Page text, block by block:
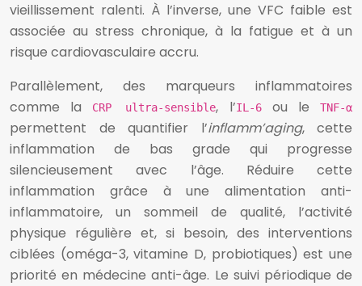
vieillissement ralenti. À l’inverse, une VFC faible est
associée au stress chronique, à la fatigue et à un
risque cardiovasculaire accru.
Parallèlement, des marqueurs inflammatoires
comme la
CRP ultra-sensible, l’IL-6ou leTNF-α
permettent de quantifier l’inflamm’aging, cette
inflammation de bas grade qui progresse
silencieusement avec l’âge. Réduire cette
inflammation grâce à une alimentation anti-
inflammatoire, un sommeil de qualité, l’activité
physique régulière et, si besoin, des interventions
ciblées (oméga-3, vitamine D, probiotiques) est une
priorité en médecine anti-âge. Le suivi périodique de